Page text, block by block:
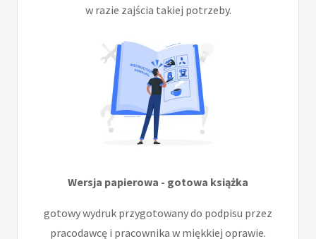
w razie zajścia takiej potrzeby.
Wersja papierowa - gotowa książka
gotowy wydruk przygotowany do podpisu przez
pracodawcę i pracownika w miękkiej oprawie.